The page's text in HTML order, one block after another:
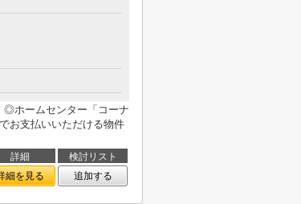
◎ホームセンター「コーナ
お支払いいただける物件
詳細
検討リスト
細を見る 追加する